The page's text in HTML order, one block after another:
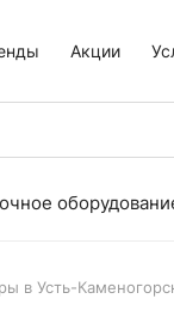
Акции
в Усть-